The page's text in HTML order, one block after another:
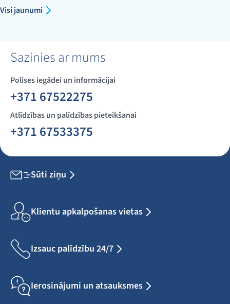
Visi jaunumi
Sazinies ar mums
Polises iegādei un informācijai
+371 67522275
Atlīdzības un palīdzības pieteikšanai
+371 67533375
Sūti ziņu
Klientu apkalpošanas vietas
Izsauc palīdzību 24/7
Ierosinājumi un atsauksmes